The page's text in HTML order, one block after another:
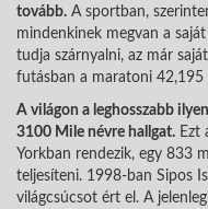
tovább. A sportban,
mindenkinek megvan a
tudja szárnyalni, az már
futásban a maratoni
A világon a leghosszabb
3100 Mile névre hallgat. Ezt
Yorkban rendezik, egy 833
teljesíteni. 1998-ban Sipos
világcsúcsot ért el. A